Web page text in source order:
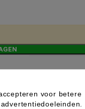
voor betere